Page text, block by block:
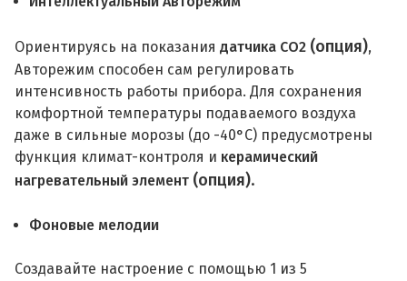
Ориентируясь на показания датчика СО2 (опция),
Авторежим способен сам регулировать
интенсивность работы прибора. Для сохранения
комфортной температуры подаваемого воздуха
даже в сильные морозы (до -40°С) предусмотрены
функция климат-контроля и керамический
нагревательный элемент (опция).
Фоновые мелодии
Создавайте настроение с помощью 1 из 5